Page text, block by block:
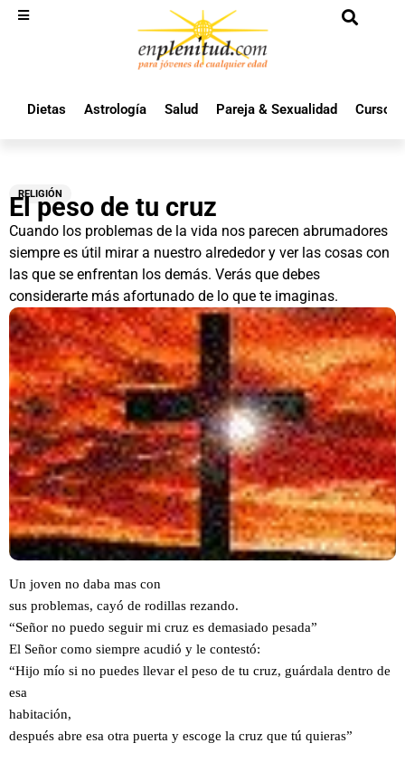
Dietas Astrología Salud Pareja & Sexualidad Cursos
RELIGIÓN
El peso de tu cruz
Cuando los problemas de la vida nos parecen abrumadores
siempre es útil mirar a nuestro alrededor y ver las cosas con
las que se enfrentan los demás. Verás que debes
considerarte más afortunado de lo que te imaginas.
Un joven no daba mas con
sus problemas, cayó de rodillas rezando.
“Señor no puedo seguir mi cruz es demasiado pesada”
El Señor como siempre acudió y le contestó:
“Hijo mío si no puedes llevar el peso de tu cruz, guárdala dentro de
esa
habitación,
después abre esa otra puerta y escoge la cruz que tú quieras”